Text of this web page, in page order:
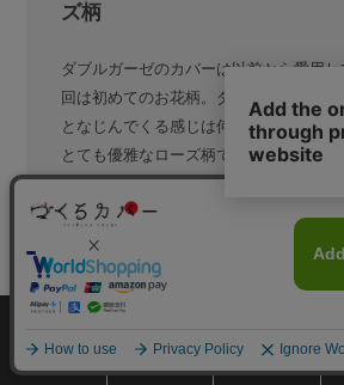
ズ柄
ダブルガーゼのカバーは以前から愛用
回は初めてのお花柄。ダブルガーゼの洗
となじんでくる感じは何度経験しても感
とても優雅なローズ柄でお部屋が一気に
のようで、寝る前についお紅茶をいれて
した…。ローズ柄なので無地に比べて汚
ちにくく安心して使えるのもうれしいで
染め・織り・加工
商品をさがす
サイズ
お買物ガイド